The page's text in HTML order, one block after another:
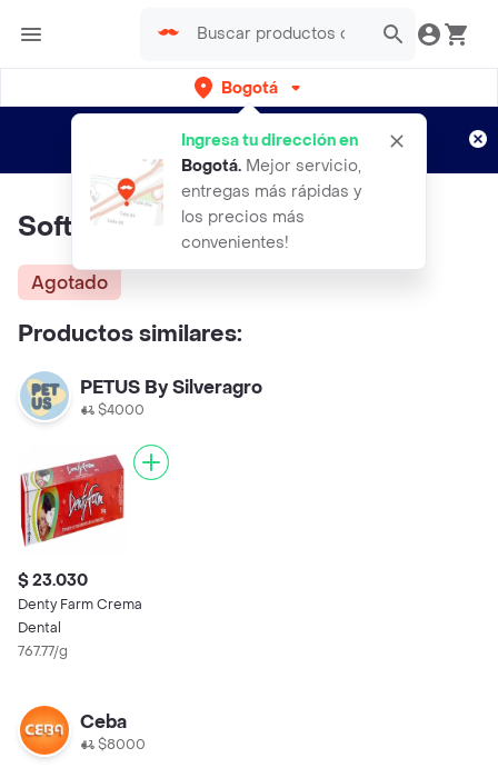
Bogotá
Ingresa tu dirección en
Bogotá. Mejor servicio,
entregas más rápidas y
los precios más
convenientes!
envíos gratis por semanas
Aplican TyC
Soft Care Dental Guard 58gr
Agotado
Productos similares:
PETUS By Silveragro
$4000
$ 23.030
Denty Farm Crema
Dental
767.77/g
Ceba
$8000